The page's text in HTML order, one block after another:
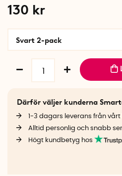
130 kr
Svart 2-pack
Därför väljer kunderna
1-3 dagars leverans från vårt
Alltid personlig och snabb
Högt kundbetyg hos